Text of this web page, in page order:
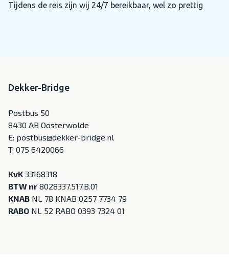
Tijdens de reis zijn wij 24/7 bereikbaar, wel zo prettig
Dekker-Bridge
Postbus 50
8430 AB Oosterwolde
E: postbus@dekker-bridge.nl
T: 075 6420066
KvK 33168318
BTW nr 8028337.517.B.01
KNAB NL 78 KNAB 0257 7734 79
RABO NL 52 RABO 0393 7324 01